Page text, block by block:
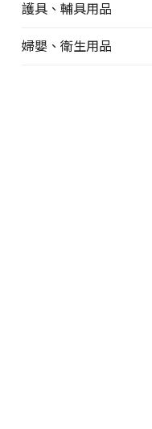
護具、輔具用品
婦嬰、衛生用品